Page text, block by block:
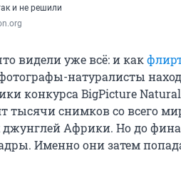
и не решили
видели уже всё: и как
натуралисты
конкурса BigPicture
тысячи снимков со всего
Африки. Но до
Именно они затем